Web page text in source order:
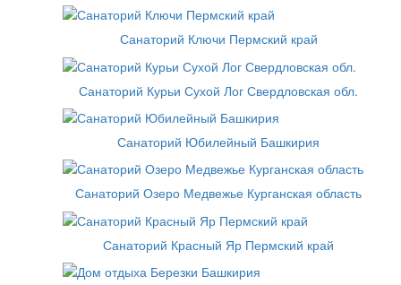
Санаторий Ключи Пермский край
Санаторий Курьи Сухой Лог Свердловская обл.
Санаторий Юбилейный Башкирия
Санаторий Озеро Медвежье Курганская область
Санаторий Красный Яр Пермский край